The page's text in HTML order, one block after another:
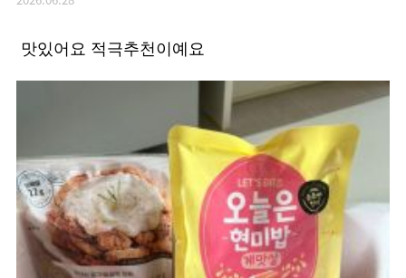
맛있어요 적극추천이예요